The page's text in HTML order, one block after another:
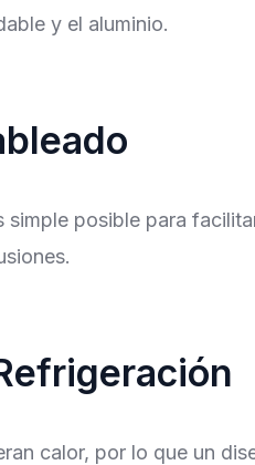
y el aluminio.
simple posible para
calor, por lo que un